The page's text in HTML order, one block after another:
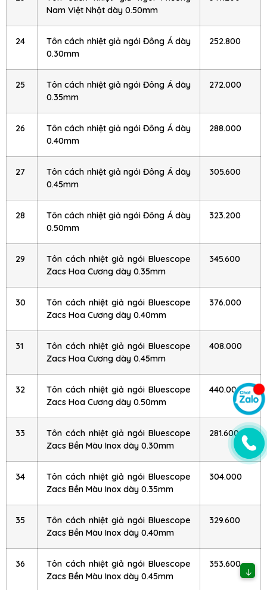
Nam Việt Nhật dày 0.50mm
24
Tôn cách nhiệt giả ngói Đông Á dày
0.30mm
252.800
25
Tôn cách nhiệt giả ngói Đông Á dày
0.35mm
272.000
26
Tôn cách nhiệt giả ngói Đông Á dày
0.40mm
288.000
27
Tôn cách nhiệt giả ngói Đông Á dày
0.45mm
305.600
28
Tôn cách nhiệt giả ngói Đông Á dày
0.50mm
323.200
29
Tôn cách nhiệt giả ngói Bluescope
Zacs Hoa Cương dày 0.35mm
345.600
30
Tôn cách nhiệt giả ngói Bluescope
Zacs Hoa Cương dày 0.40mm
376.000
31
Tôn cách nhiệt giả ngói Bluescope
Zacs Hoa Cương dày 0.45mm
408.000
32
Tôn cách nhiệt giả ngói Bluescope
Zacs Hoa Cương dày 0.50mm
440.000
33
Tôn cách nhiệt giả ngói Bluescope
Zacs Bền Màu Inox dày 0.30mm
281.600
34
Tôn cách nhiệt giả ngói Bluescope
Zacs Bền Màu Inox dày 0.35mm
304.000
35
Tôn cách nhiệt giả ngói Bluescope
Zacs Bền Màu Inox dày 0.40mm
329.600
36
Tôn cách nhiệt giả ngói Bluescope
Zacs Bền Màu Inox dày 0.45mm
353.600
↓